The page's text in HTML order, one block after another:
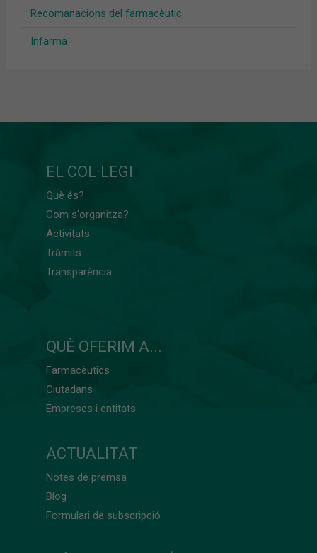
Recomanacions del farmacèutic
Infarma
EL COL·LEGI
Què és?
Com s'organitza?
Activitats
Tràmits
Transparència
QUÈ OFERIM A...
Farmacèutics
Ciutadans
Empreses i entitats
ACTUALITAT
Notes de premsa
Blog
Formulari de subscripció